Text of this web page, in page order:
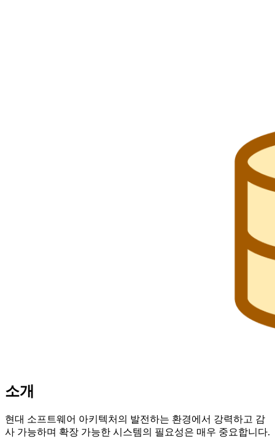
소개
현대 소프트웨어 아키텍처의 발전하는 환경에서 강력하고 감
사 가능하며 확장 가능한 시스템의 필요성은 매우 중요합니다.